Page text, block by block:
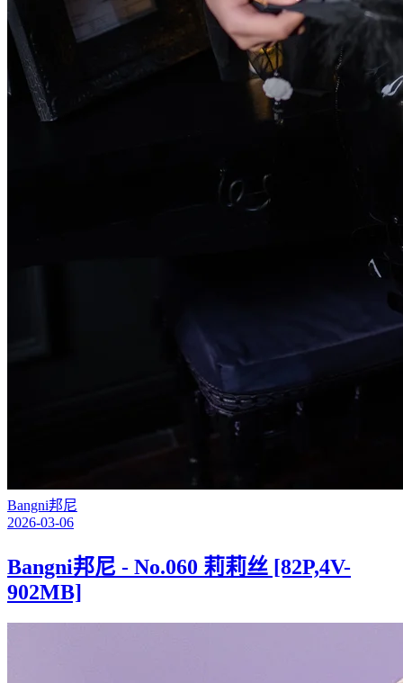
Bangni邦尼
2026-03-06
Bangni邦尼 - No.060 莉莉丝 [82P,4V-
902MB]